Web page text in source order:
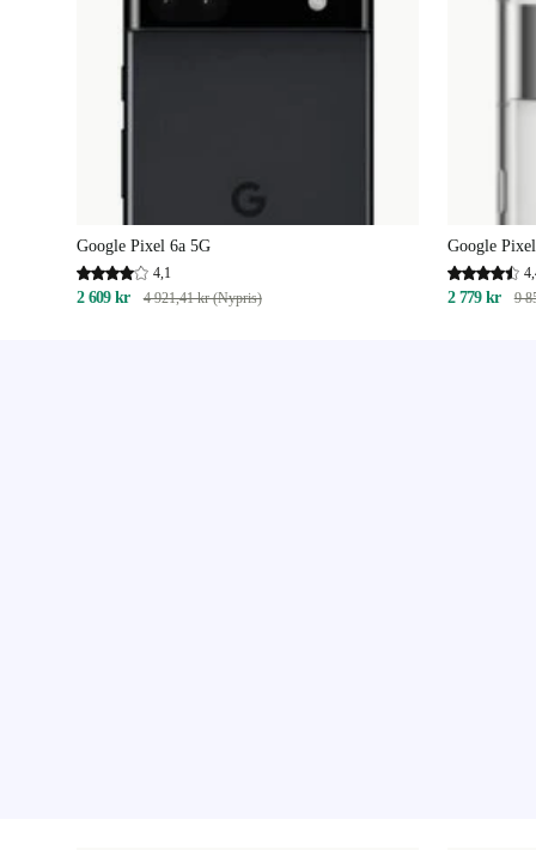
Google Pixel 6a 5G
4,1
2 609 kr 4 921,41 kr (Nypris)
Google
2 779 kr 9